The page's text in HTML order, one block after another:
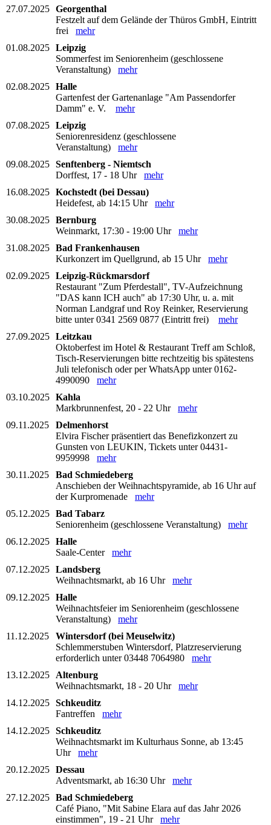
27.07.2025 Georgenthal
Festzelt auf dem Gelände der Thüros GmbH, Eintritt
frei mehr
01.08.2025 Leipzig
Sommerfest im Seniorenheim (geschlossene
Veranstaltung) mehr
02.08.2025 Halle
Gartenfest der Gartenanlage "Am Passendorfer
Damm" e. V. mehr
07.08.2025 Leipzig
Seniorenresidenz (geschlossene
Veranstaltung) mehr
09.08.2025 Senftenberg - Niemtsch
Dorffest, 17 - 18 Uhr mehr
16.08.2025 Kochstedt (bei Dessau)
Heidefest, ab 14:15 Uhr mehr
30.08.2025 Bernburg
Weinmarkt, 17:30 - 19:00 Uhr mehr
31.08.2025 Bad Frankenhausen
Kurkonzert im Quellgrund, ab 15 Uhr mehr
02.09.2025 Leipzig-Rückmarsdorf
Restaurant "Zum Pferdestall", TV-Aufzeichnung
"DAS kann ICH auch" ab 17:30 Uhr, u. a. mit
Norman Landgraf und Roy Reinker, Reservierung
bitte unter 0341 2569 0877 (Eintritt frei) mehr
27.09.2025 Leitzkau
Oktoberfest im Hotel & Restaurant Treff am Schloß,
Tisch-Reservierungen bitte rechtzeitig bis spätestens
Juli telefonisch oder per WhatsApp unter 0162-
4990090 mehr
03.10.2025 Kahla
Markbrunnenfest, 20 - 22 Uhr mehr
09.11.2025
Delmenhorst
Elvira Fischer präsentiert das Benefizkonzert zu
Gunsten von LEUKIN, Tickets unter 04431-
9959998 mehr
30.11.2025
Bad Schmiedeberg
Anschieben der Weihnachtspyramide, ab 16 Uhr auf
der Kurpromenade mehr
05.12.2025 Bad Tabarz
Seniorenheim (geschlossene Veranstaltung) mehr
06.12.2025 Halle
Saale-Center mehr
07.12.2025 Landsberg
Weihnachtsmarkt, ab 16 Uhr mehr
09.12.2025 Halle
Weihnachtsfeier im Seniorenheim (geschlossene
Veranstaltung) mehr
11.12.2025
Wintersdorf (bei Meuselwitz)
Schlemmerstuben Wintersdorf, Platzreservierung
erforderlich unter 03448 7064980 mehr
13.12.2025
Altenburg
Weihnachtsmarkt, 18 - 20 Uhr mehr
14.12.2025 Schkeuditz
Fantreffen mehr
14.12.2025 Schkeuditz
Weihnachtsmarkt im Kulturhaus Sonne, ab 13:45
Uhr mehr
20.12.2025 Dessau
Adventsmarkt, ab 16:30 Uhr mehr
27.12.2025 Bad Schmiedeberg
Café Piano, "Mit Sabine Elara auf das Jahr 2026
einstimmen", 19 - 21 Uhr mehr